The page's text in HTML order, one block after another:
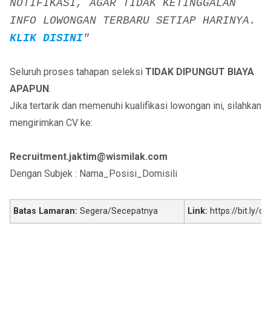
NOTIFIKASI, AGAR TIDAK KETINGGALAN
INFO LOWONGAN TERBARU SETIAP HARINYA.
KLIK DISINI"
Seluruh proses tahapan seleksi TIDAK DIPUNGUT BIAYA
APAPUN.
Jika tertarik dan memenuhi kualifikasi lowongan ini, silahkan
mengirimkan CV ke:
Recruitment.jaktim@wismilak.com
Dengan Subjek : Nama_Posisi_Domisili
Batas Lamaran: Segera/Secepatnya Link: https://bit.ly/